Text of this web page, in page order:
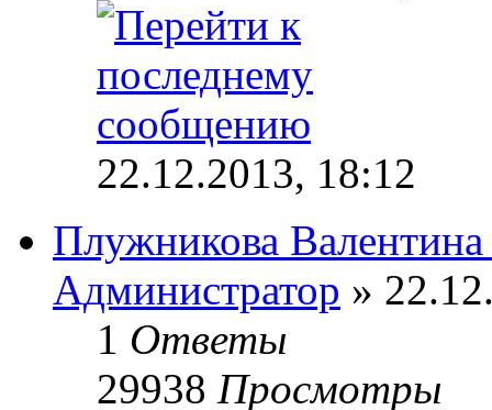
22.12.2013, 18:12
Плужникова
Администратор »
1 Ответы
29938 Просмотры